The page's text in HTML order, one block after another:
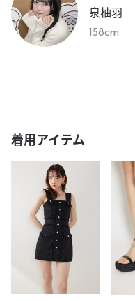
泉柚羽
158cm
着用アイテム